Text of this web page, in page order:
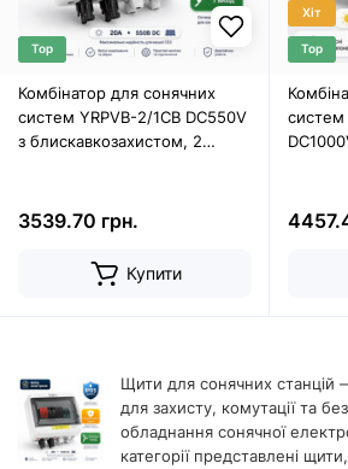
Top
Комбінатор для сонячних
систем YRPVB-2/1CB DC550V
з блискавкозахистом, 2
3539.70 грн.
Купити
Хіт
Top
систем
Щити для сонячних станцій
для захисту, комутації та
обладнання сонячної
категорії представлені